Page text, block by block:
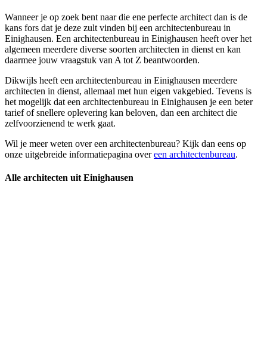
Wanneer je op zoek bent naar die ene perfecte architect dan is de
kans fors dat je deze zult vinden bij een architectenbureau in
Einighausen. Een architectenbureau in Einighausen heeft over het
algemeen meerdere diverse soorten architecten in dienst en kan
daarmee jouw vraagstuk van A tot Z beantwoorden.
Dikwijls heeft een architectenbureau in Einighausen meerdere
architecten in dienst, allemaal met hun eigen vakgebied. Tevens is
het mogelijk dat een architectenbureau in Einighausen je een beter
tarief of snellere oplevering kan beloven, dan een architect die
zelfvoorzienend te werk gaat.
Wil je meer weten over een architectenbureau? Kijk dan eens op
onze uitgebreide informatiepagina overeen architectenbureau.
Alle architecten uit Einighausen